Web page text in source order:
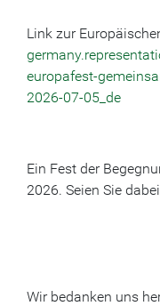
Link zur
europafest-
2026-07-05_de
Ein Fest der
2026. Seien Sie
Wir bedanken uns